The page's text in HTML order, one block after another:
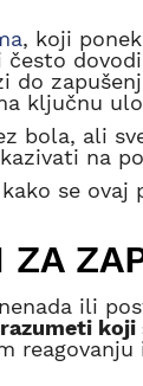
, koji
do
ključnu
bola, ali
na
se
ili